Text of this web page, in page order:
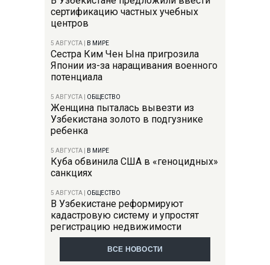
сертификацию частных учебных
центров
5 АВГУСТА В МИРЕ
Сестра Ким Чен Ына пригрозила
Японии из-за наращивания военного
потенциала
5 АВГУСТА ОБЩЕСТВО
Женщина пыталась вывезти из
Узбекистана золото в подгузнике
ребенка
5 АВГУСТА В МИРЕ
Куба обвинила США в «геноцидных»
санкциях
5 АВГУСТА ОБЩЕСТВО
В Узбекистане реформируют
кадастровую систему и упростят
регистрацию недвижимости
ВСЕ НОВОСТИ